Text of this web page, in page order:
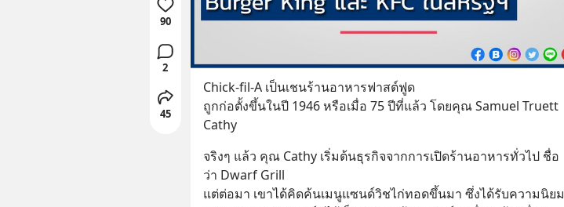
Chick-fil-A เป็นเชนร้านอาหารฟาสต์ฟูด
ถูกก่อตั้งขึ้นในปี 1946 หรือเมื่อ 75 ปีที่แล้ว โดยคุณ Samuel Truett
Cathy
จริงๆ แล้ว คุณ Cathy เริ่มต้นธุรกิจจากการเปิดร้านอาหารทั่วไป ชื่อ
ว่า Dwarf Grill
แต่ต่อมา เขาได้คิดค้นเมนูแซนด์วิชไก่ทอดขึ้นมา ซึ่งได้รับความนิยม
90
2
45